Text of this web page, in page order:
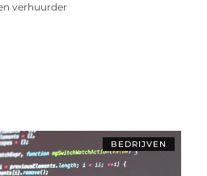
verhuurder
BEDRIJVEN